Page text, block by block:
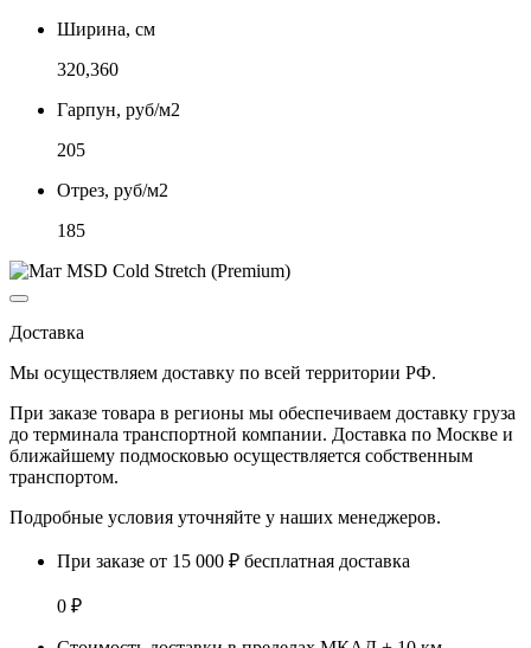
Ширина, см
320,360
Гарпун, руб/м2
205
Отрез, руб/м2
185
Доставка
Мы осуществляем доставку по всей территории РФ.
При заказе товара в регионы мы обеспечиваем доставку груза
до терминала транспортной компании. Доставка по Москве и
ближайшему подмосковью осуществляется собственным
транспортом.
Подробные условия уточняйте у наших менеджеров.
При заказе от 15 000 ₽ бесплатная доставка
0 ₽